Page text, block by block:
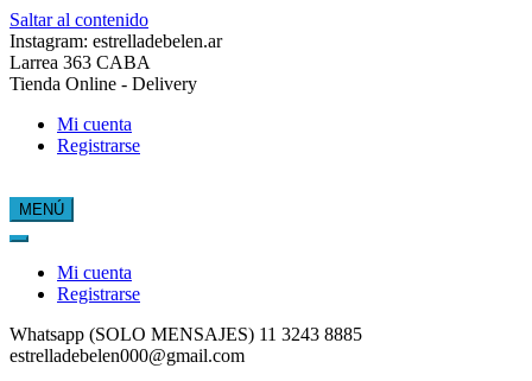
Saltar al contenido
Instagram: estrelladebelen.ar
Larrea 363 CABA
Tienda Online - Delivery
Mi cuenta
Registrarse
Estrella de Belén
MENÚ
Mi cuenta
Registrarse
Whatsapp (SOLO MENSAJES) 11 3243 8885
estrelladebelen000@gmail.com